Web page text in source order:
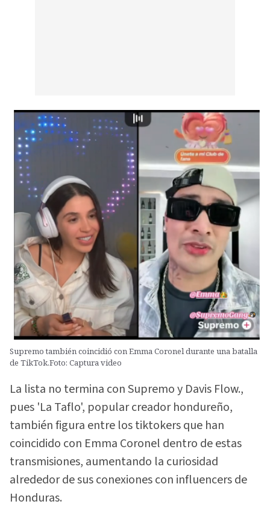
Supremo también coincidió con Emma Coronel durante una batalla
de TikTok.Foto: Captura video
La lista no termina con Supremo y Davis Flow.,
pues 'La Taflo', popular creador hondureño,
también figura entre los tiktokers que han
coincidido con Emma Coronel dentro de estas
transmisiones, aumentando la curiosidad
alrededor de sus conexiones con influencers de
Honduras.